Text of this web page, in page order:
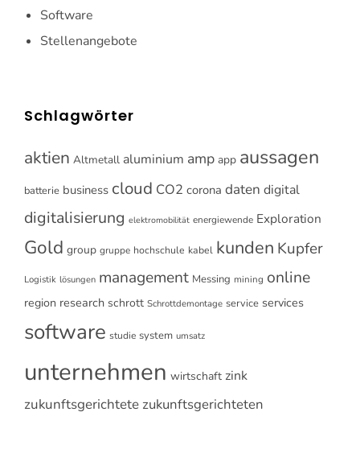
Software
Stellenangebote
Schlagwörter
aktien Altmetall aluminium amp app aussagen
batterie business cloud CO2 corona daten digital
digitalisierung elektromobilität energiewende Exploration
Gold group gruppe hochschule kabel kunden Kupfer
Logistik lösungen management Messing mining online
region research schrott Schrottdemontage service services
software studie system umsatz
unternehmen wirtschaft zink
zukunftsgerichtete zukunftsgerichteten